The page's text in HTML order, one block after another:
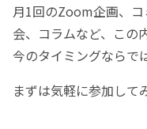
月1回のZoom企画、
会、コラムなど、この
今のタイミングならで
まずは気軽に参加して